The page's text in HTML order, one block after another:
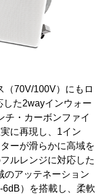
（70V/100V）にもロ
た2wayインウォー
チ・カーボンファイ
に再現し、1イン
ーが滑らかに高域を
ルレンジに対応した
のアッテネーション
）を搭載し、柔軟